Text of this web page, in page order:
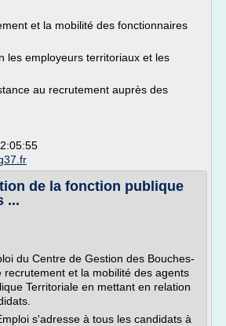
et la mobilité des fonctionnaires
les employeurs territoriaux et les
au recrutement auprès des
de la fonction publique
...
du Centre de Gestion des Bouches-
recrutement et la mobilité des agents
Territoriale en mettant en relation
s'adresse à tous les candidats à